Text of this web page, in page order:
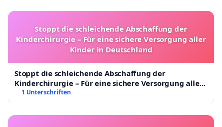
Stoppt die schleichende Abschaffung der
Kinderchirurgie – Für eine sichere Versorgung aller
Kinder in Deutschland
Stoppt die schleichende Abschaffung der
Kinderchirurgie – Für eine sichere Versorgung aller
Kinder in Deutschland
1 Unterschriften